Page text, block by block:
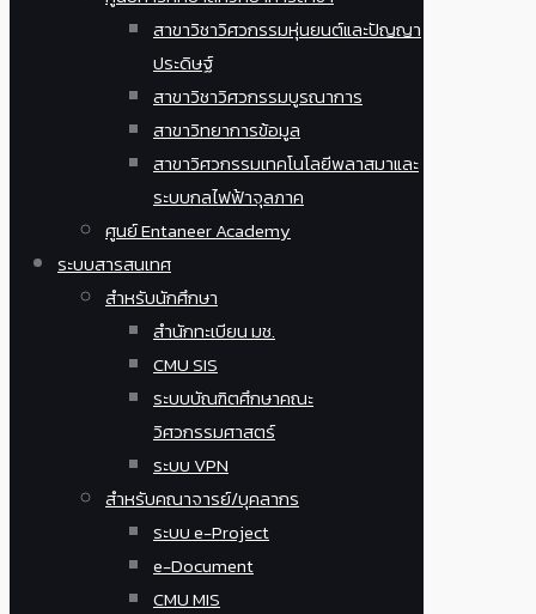
สาขาวิชาวิศวกรรมหุ่นยนต์และปัญญา
ประดิษฐ์
สาขาวิชาวิศวกรรมบูรณาการ
สาขาวิทยาการข้อมูล
สาขาวิศวกรรมเทคโนโลยีพลาสมาและ
ระบบกลไฟฟ้าจุลภาค
ศูนย์ Entaneer Academy
ระบบสารสนเทศ
สำหรับนักศึกษา
สำนักทะเบียน มช.
CMU SIS
ระบบบัณฑิตศึกษาคณะ
วิศวกรรมศาสตร์
ระบบ VPN
สำหรับคณาจารย์/บุคลากร
ระบบ e-Project
e-Document
CMU MIS